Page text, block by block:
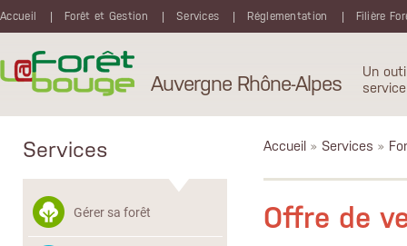
Accueil
Forêt et Gestion Services Réglementation Filière
Auvergne Rhône-Alpes
Un
Services
Gérer sa forêt
Accueil » Services »
Offre de